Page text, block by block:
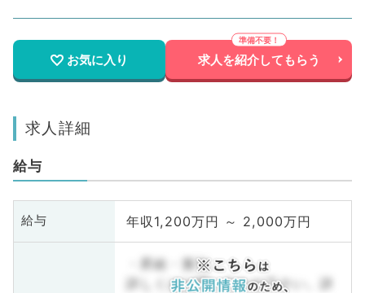
お気に入り 求人を紹介してもらう
求人詳細
給与
給与 年収1,200万円 ～ 2,000万円
・昇給・賞与
詳しくはお問い合わせ下さい。詳